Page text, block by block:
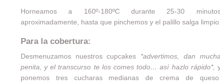
Horneamos a 160º-180ºC durante 25-30
aproximadamente, hasta que pinchemos y el palillo salga
Para la cobertura:
Desmenuzamos nuestros cupcakes *advertimos, dan
penita, y el transcurso te los comes todo… así hazlo rápido*,
ponemos tres cucharas medianas de crema de